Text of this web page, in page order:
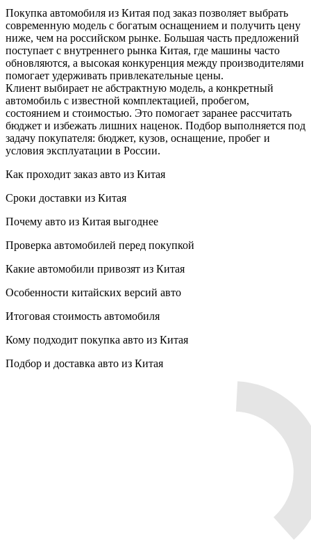
Покупка автомобиля из Китая под заказ позволяет выбрать
современную модель с богатым оснащением и получить цену
ниже, чем на российском рынке. Большая часть предложений
поступает с внутреннего рынка Китая, где машины часто
обновляются, а высокая конкуренция между производителями
помогает удерживать привлекательные цены.
Клиент выбирает не абстрактную модель, а конкретный
автомобиль с известной комплектацией, пробегом,
состоянием и стоимостью. Это помогает заранее рассчитать
бюджет и избежать лишних наценок. Подбор выполняется под
задачу покупателя: бюджет, кузов, оснащение, пробег и
условия эксплуатации в России.
Как проходит заказ авто из Китая
Сроки доставки из Китая
Почему авто из Китая выгоднее
Проверка автомобилей перед покупкой
Какие автомобили привозят из Китая
Особенности китайских версий авто
Итоговая стоимость автомобиля
Кому подходит покупка авто из Китая
Подбор и доставка авто из Китая